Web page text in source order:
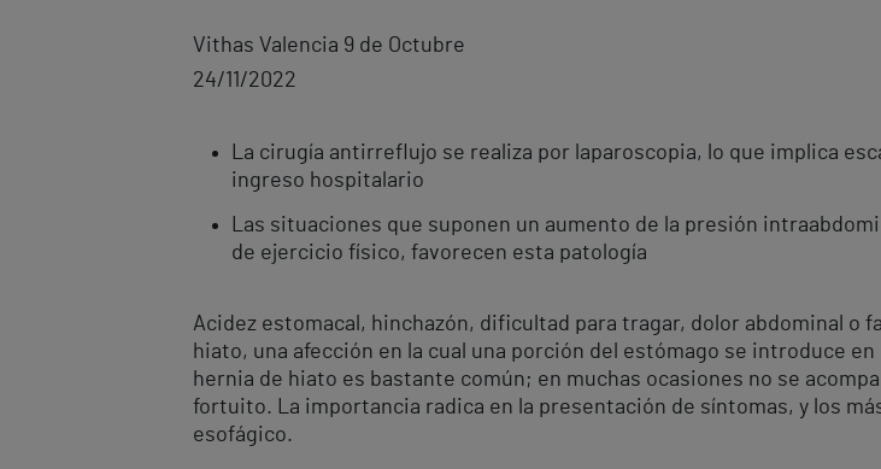
Vithas Valencia 9 de Octubre
24/11/2022
La cirugía antirreflujo se realiza por laparoscopia, lo que implica
ingreso hospitalario
Las situaciones que suponen un aumento de la presión
de ejercicio físico, favorecen esta patología
Acidez estomacal, hinchazón, dificultad para tragar, dolor abdominal o
hiato, una afección en la cual una porción del estómago se introduce
hernia de hiato es bastante común; en muchas ocasiones no se
fortuito. La importancia radica en la presentación de síntomas, y los
esofágico.